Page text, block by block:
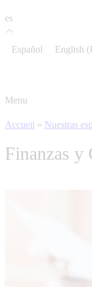
es
Español English (
Menu
Accueil » Nuestras
Finanzas y